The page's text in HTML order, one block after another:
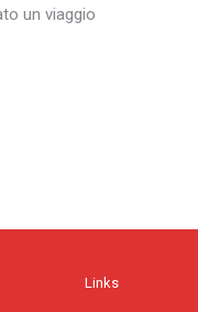
un viaggio
Links